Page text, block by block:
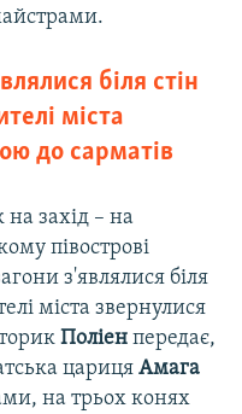
біля стін
міста
до сарматів
на захід – на
півострові
з'являлися біля
міста звернулися
Поліен передає,
цариця Амага
на трьох конях